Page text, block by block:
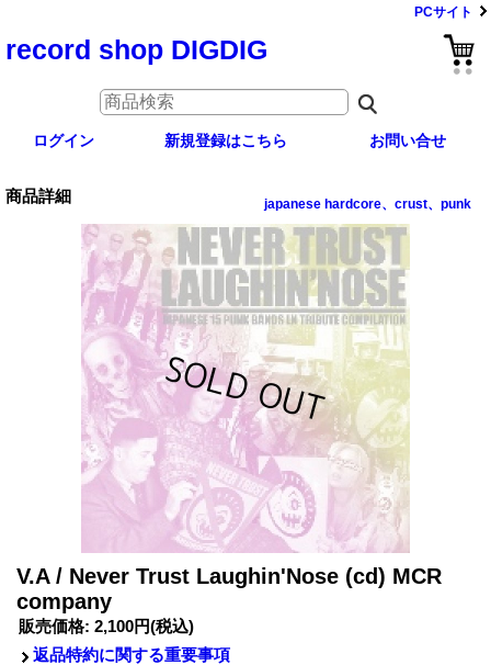
PCサイト
record shop DIGDIG
ログイン 新規登録はこちら お問い合せ
商品詳細 japanese hardcore、crust、punk
V.A / Never Trust Laughin'Nose (cd) MCR
company
販売価格: 2,100円(税込)
返品特約に関する重要事項